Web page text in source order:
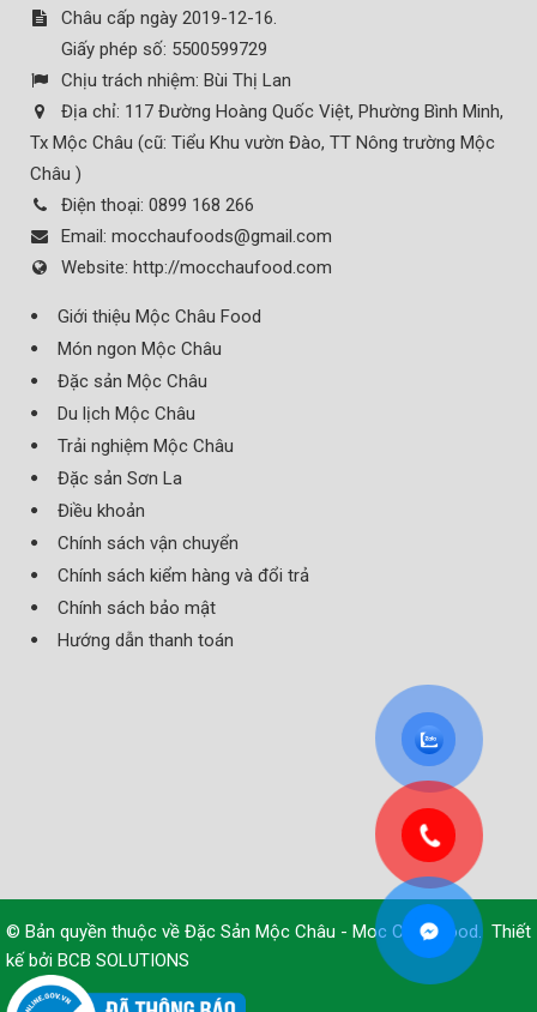
Châu cấp ngày 2019-12-16.
Giấy phép số: 5500599729
Chịu trách nhiệm: Bùi Thị Lan
Địa chỉ: 117 Đường Hoàng Quốc Việt, Phường Bình Minh,
Tx Mộc Châu (cũ: Tiểu Khu vườn Đào, TT Nông trường Mộc
Châu )
Điện thoại: 0899 168 266
Email: mocchaufoods@gmail.com
Website: http://mocchaufood.com
Giới thiệu Mộc Châu Food
Món ngon Mộc Châu
Đặc sản Mộc Châu
Du lịch Mộc Châu
Trải nghiệm Mộc Châu
Đặc sản Sơn La
Điều khoản
Chính sách vận chuyển
Chính sách kiểm hàng và đổi trả
Chính sách bảo mật
Hướng dẫn thanh toán
© Bản quyền thuộc về Đặc Sản Mộc Châu - Moc Chau Food. Thiết
kế bởi BCB SOLUTIONS